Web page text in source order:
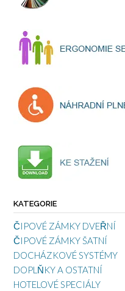
KATEGORIE
ČIPOVÉ ZÁMKY DVEŘNÍ
ČIPOVÉ ZÁMKY ŠATNÍ
DOCHÁZKOVÉ SYSTÉMY
DOPLŇKY A OSTATNÍ
HOTELOVÉ SPECIÁLY